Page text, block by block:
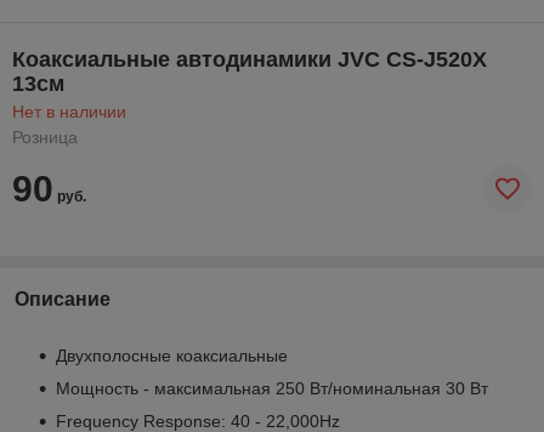
Коаксиальные автодинамики JVC CS-J520X
13см
Нет в наличии
Розница
90 руб.
Описание
Двухполосные коаксиальные
Мощность - максимальная 250 Вт/номинальная 30 Вт
Frequency Response: 40 - 22,000Hz